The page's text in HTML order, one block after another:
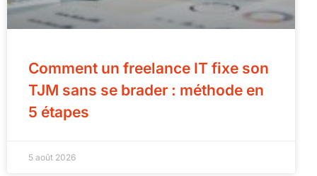
Comment un freelance IT fixe son
TJM sans se brader : méthode en
5 étapes
5 août 2026